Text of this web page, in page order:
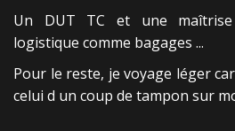
Un DUT TC et une
logistique comme bagages ...
Pour le reste, je voyage léger
celui d un coup de tampon sur